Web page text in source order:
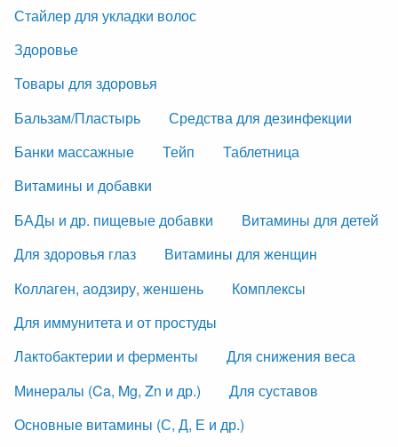
Стайлер для укладки волос
Здоровье
Товары для здоровья
Бальзам/Пластырь
Средства для дезинфекции
Банки массажные
Тейп
Таблетница
Витамины и добавки
БАДы и др. пищевые добавки
Витамины для детей
Для здоровья глаз
Витамины для женщин
Коллаген, аодзиру, женшень
Комплексы
Для иммунитета и от простуды
Лактобактерии и ферменты
Для снижения веса
Минералы (Ca, Mg, Zn и др.)
Для суставов
Основные витамины (С, Д, Е и др.)